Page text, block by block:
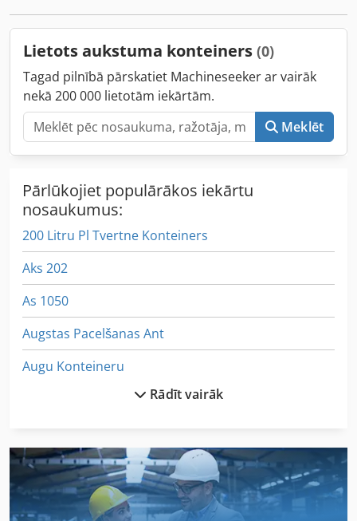
Lietots aukstuma konteiners (0)
Tagad pilnībā pārskatiet Machineseeker ar vairāk
nekā 200 000 lietotām iekārtām.
Meklēt
Pārlūkojiet populārākos iekārtu
nosaukumus:
200 Litru Pl Tvertne Konteiners
Aks 202
As 1050
Augstas Pacelšanas Ant
Augu Konteineru
Būvniecības Un Ēku Nojaukšanas Atkritumi
Gn Konteineri
Idx 23
Rādīt vairāk